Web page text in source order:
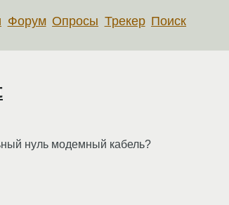
Форум Опросы Трекер Поиск
нуль модемный кабель?